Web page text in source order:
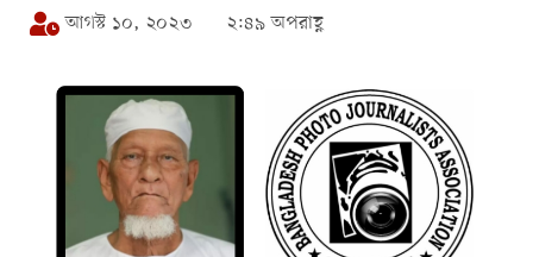
আগস্ট ১০, ২০২৩ ২:৪৯ অপরাহ্ণ